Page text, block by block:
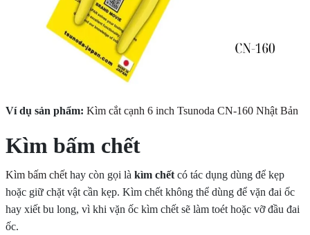
Ví dụ sản phẩm: Kìm cắt cạnh 6 inch Tsunoda CN-160 Nhật Bản
Kìm bấm chết
Kìm bấm chếthay còn gọi là kìm chết có tác dụng dùng để kẹp
hoặc giữ chặt vật cần kẹp. Kìm chết không thể dùng để vặn đai ốc
hay xiết bu long, vì khi vặn ốc kìm chết sẽ làm toét hoặc vỡ đầu đai
ốc.